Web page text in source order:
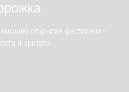
открытия фестиваля -
и зрители